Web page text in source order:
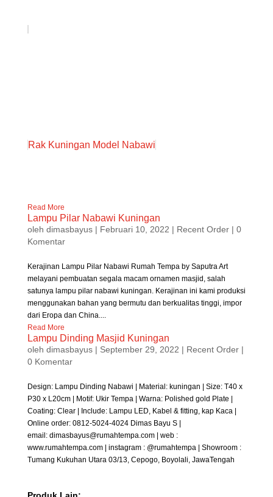
Rak Kuningan Model Nabawi
Read More
Lampu Pilar Nabawi Kuningan
oleh dimasbayus| Februari 10, 2022 | Recent Order| 0
Komentar
Kerajinan Lampu Pilar Nabawi Rumah Tempa by Saputra Art
melayani pembuatan segala macam ornamen masjid, salah
satunya lampu pilar nabawi kuningan. Kerajinan ini kami produksi
menggunakan bahan yang bermutu dan berkualitas tinggi, impor
dari Eropa dan China....
Read More
Lampu Dinding Masjid Kuningan
oleh dimasbayus| September 29, 2022 | Recent Order|
0 Komentar
Design: Lampu Dinding Nabawi | Material: kuningan | Size: T40 x
P30 x L20cm | Motif: Ukir Tempa | Warna: Polished gold Plate |
Coating: Clear | Include: Lampu LED, Kabel & fitting, kap Kaca |
Online order: 0812-5024-4024 Dimas Bayu S |
email: dimasbayus@rumahtempa.com | web :
www.rumahtempa.com | instagram : @rumahtempa | Showroom :
Tumang Kukuhan Utara 03/13, Cepogo, Boyolali, JawaTengah